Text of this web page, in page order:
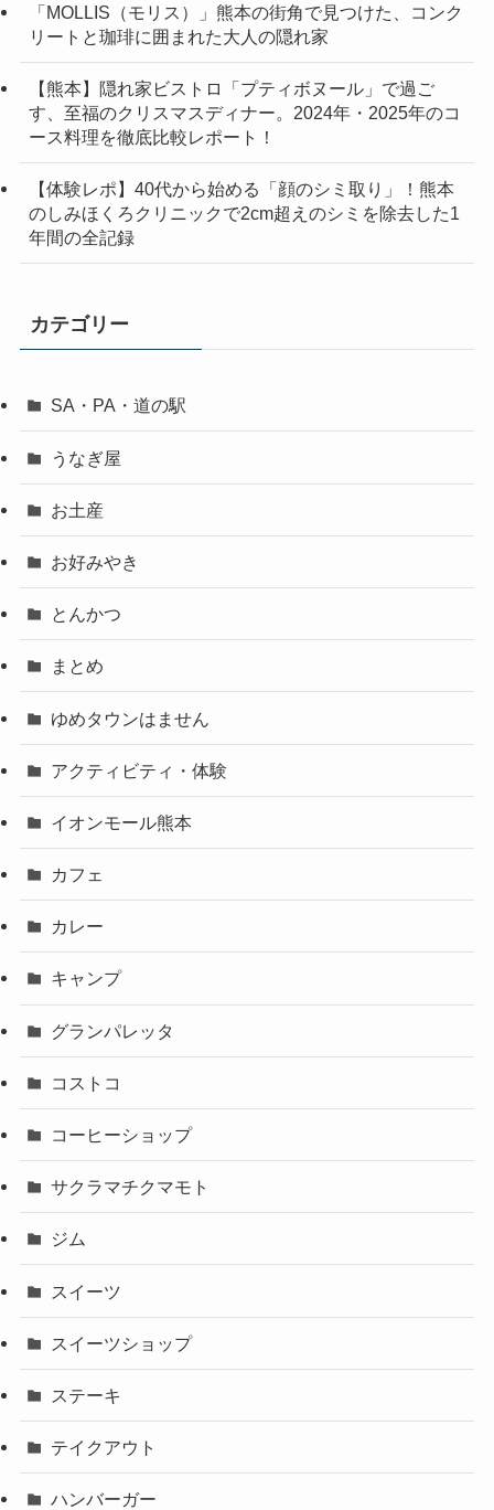
「MOLLIS（モリス）」熊本の街角で見つけた、コンク
リートと珈琲に囲まれた大人の隠れ家
【熊本】隠れ家ビストロ「プティボヌール」で過ご
す、至福のクリスマスディナー。2024年・2025年のコ
ース料理を徹底比較レポート！
【体験レポ】40代から始める「顔のシミ取り」！熊本
のしみほくろクリニックで2cm超えのシミを除去した1
年間の全記録
カテゴリー
SA・PA・道の駅
うなぎ屋
お土産
お好みやき
とんかつ
まとめ
ゆめタウンはません
アクティビティ・体験
イオンモール熊本
カフェ
カレー
キャンプ
グランパレッタ
コストコ
コーヒーショップ
サクラマチクマモト
ジム
スイーツ
スイーツショップ
ステーキ
テイクアウト
ハンバーガー